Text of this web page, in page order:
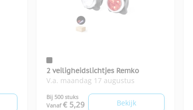
2 veiligheidslichtjes Remko
V.a. maandag 17 augustus
Bij 500 stuks
Vanaf € 5,29 Bekijk